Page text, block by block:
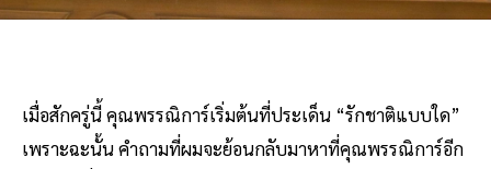
เมื่อสักครู่นี้ คุณพรรณิการ์เริ่มต้นที่ประเด็น “รักชาติแบบใด”
เพราะฉะนั้น คําถามที่ผมจะย้อนกลับมาหาที่คุณพรรณิการ์อีก